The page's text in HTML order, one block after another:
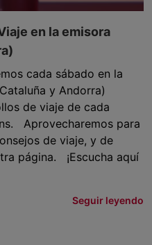
en la emisora
cada sábado en la
y Andorra)
de viaje de cada
Aprovecharemos para
de viaje, y de
página. ¡Escucha aquí
Seguir leyendo